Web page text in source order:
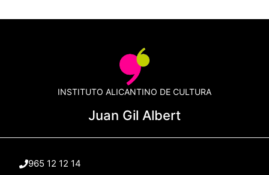
INSTITUTO ALICANTINO DE CULTURA
Juan Gil Albert
965 12 12 14